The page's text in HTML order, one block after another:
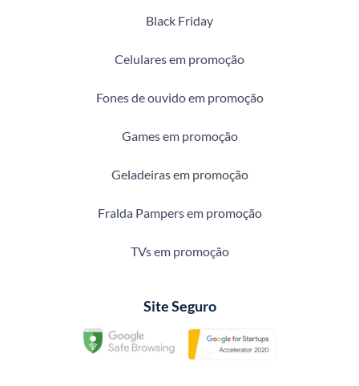
Black Friday
Celulares em promoção
Fones de ouvido em promoção
Games em promoção
Geladeiras em promoção
Fralda Pampers em promoção
TVs em promoção
Site Seguro